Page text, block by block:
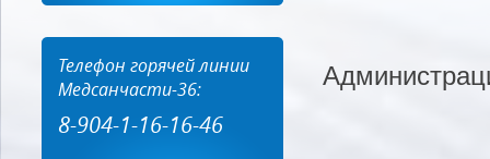
Телефон горячей линии
Медсанчасти-36:
8-904-1-16-16-46